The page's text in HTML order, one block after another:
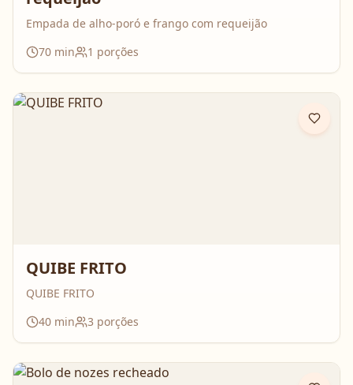
Empada de alho-poró e frango com requeijão
70 min 1 porções
QUIBE FRITO
QUIBE FRITO
40 min 3 porções